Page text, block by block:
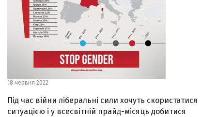
18 червня 2022
Під час війни ліберальні сили хочуть скористатися
ситуацією і у всесвітній прайд-місяць добитися